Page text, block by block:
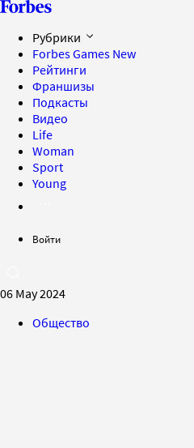
Рубрики
Forbes Games New
Рейтинги
Франшизы
Подкасты
Видео
Life
Woman
Sport
Young
Войти
06 May 2024
Общество